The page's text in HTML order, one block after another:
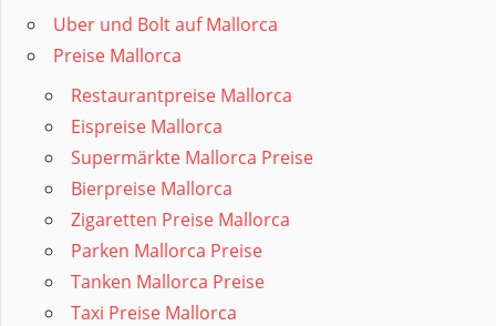
Uber und Bolt auf Mallorca
Preise Mallorca
Restaurantpreise Mallorca
Eispreise Mallorca
Supermärkte Mallorca Preise
Bierpreise Mallorca
Zigaretten Preise Mallorca
Parken Mallorca Preise
Tanken Mallorca Preise
Taxi Preise Mallorca